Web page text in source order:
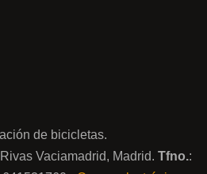
de bicicletas.
Vaciamadrid, Madrid. Tfno.: